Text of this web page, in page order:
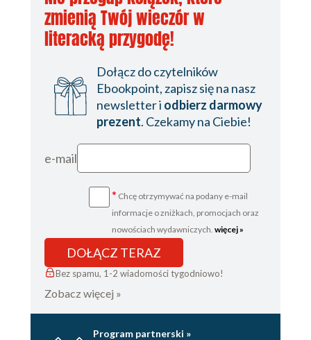
zmienią Twój wieczór w
literacką przygodę!
Dołącz do czytelników
Ebookpoint, zapisz się na nasz
newsletter i odbierz darmowy
prezent. Czekamy na Ciebie!
e-mail
* Chcę otrzymywać na podany e-mail
informacje o zniżkach, promocjach oraz
nowościach wydawniczych. więcej »
DOŁĄCZ TERAZ
Bez spamu, 1-2 wiadomości tygodniowo!
Zobacz więcej »
Program partnerski »